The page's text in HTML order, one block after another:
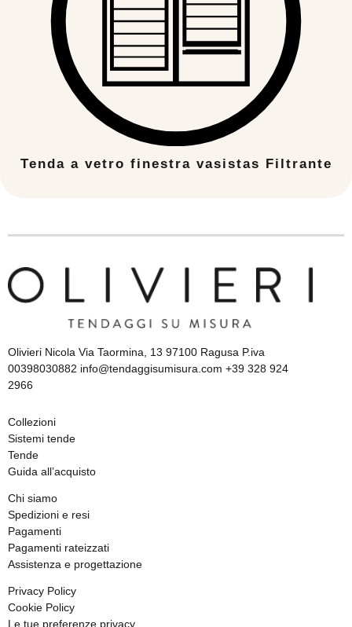
Tenda a vetro finestra vasistas Filtrante
Olivieri Nicola Via Taormina, 13 97100 Ragusa P.iva
00398030882 info@tendaggisumisura.com +39 328 924
2966
Collezioni
Sistemi tende
Tende
Guida all’acquisto
Chi siamo
Spedizioni e resi
Pagamenti
Pagamenti rateizzati
Assistenza e progettazione
Privacy Policy
Cookie Policy
Le tue preferenze privacy